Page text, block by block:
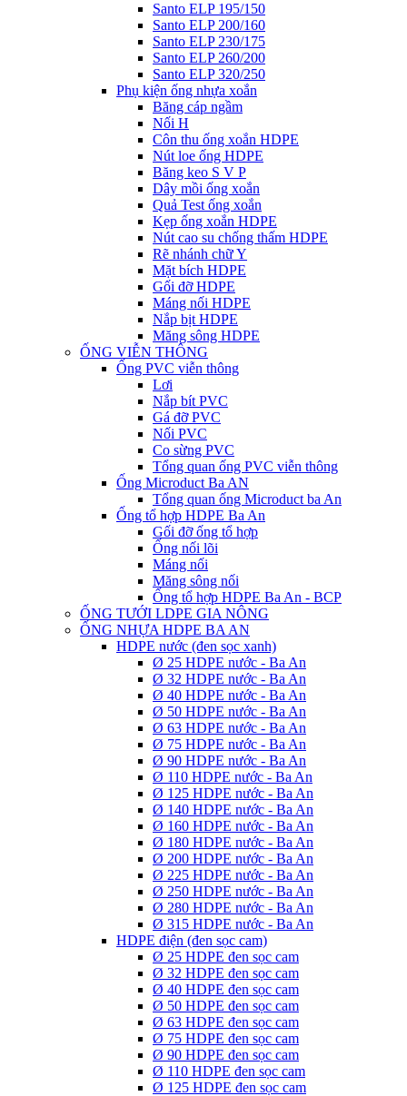
Santo ELP 195/150
Santo ELP 200/160
Santo ELP 230/175
Santo ELP 260/200
Santo ELP 320/250
Phụ kiện ống nhựa xoắn
Băng cáp ngầm
Nối H
Côn thu ống xoắn HDPE
Nút loe ống HDPE
Băng keo S V P
Dây mồi ống xoắn
Quả Test ống xoắn
Kẹp ống xoắn HDPE
Nút cao su chống thấm HDPE
Rẽ nhánh chữ Y
Mặt bích HDPE
Gối đỡ HDPE
Máng nối HDPE
Nắp bịt HDPE
Măng sông HDPE
ỐNG VIỄN THÔNG
Ống PVC viễn thông
Lơi
Nắp bít PVC
Gá đỡ PVC
Nối PVC
Co sừng PVC
Tổng quan ống PVC viễn thông
Ống Microduct Ba AN
Tổng quan ống Microduct ba An
Ống tổ hợp HDPE Ba An
Gối đỡ ống tổ hợp
Ống nối lõi
Máng nối
Măng sông nối
Ống tổ hợp HDPE Ba An - BCP
ỐNG TƯỚI LDPE GIA NÔNG
ỐNG NHỰA HDPE BA AN
HDPE nước (đen sọc xanh)
Ø 25 HDPE nước - Ba An
Ø 32 HDPE nước - Ba An
Ø 40 HDPE nước - Ba An
Ø 50 HDPE nước - Ba An
Ø 63 HDPE nước - Ba An
Ø 75 HDPE nước - Ba An
Ø 90 HDPE nước - Ba An
Ø 110 HDPE nước - Ba An
Ø 125 HDPE nước - Ba An
Ø 140 HDPE nước - Ba An
Ø 160 HDPE nước - Ba An
Ø 180 HDPE nước - Ba An
Ø 200 HDPE nước - Ba An
Ø 225 HDPE nước - Ba An
Ø 250 HDPE nước - Ba An
Ø 280 HDPE nước - Ba An
Ø 315 HDPE nước - Ba An
HDPE điện (đen sọc cam)
Ø 25 HDPE đen sọc cam
Ø 32 HDPE đen sọc cam
Ø 40 HDPE đen sọc cam
Ø 50 HDPE đen sọc cam
Ø 63 HDPE đen sọc cam
Ø 75 HDPE đen sọc cam
Ø 90 HDPE đen sọc cam
Ø 110 HDPE đen sọc cam
Ø 125 HDPE đen sọc cam